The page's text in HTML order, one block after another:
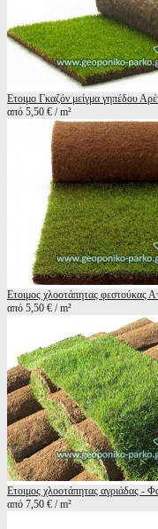
Ετοιμο Γκαζόν μείγμα γηπέδου
από 5,50 € / m²
Ετοιμος χλοοτάπητας φεστούκας
από 5,50 € / m²
Ετοιμος χλοοτάπητας αγριάδας -
από 7,50 € / m²